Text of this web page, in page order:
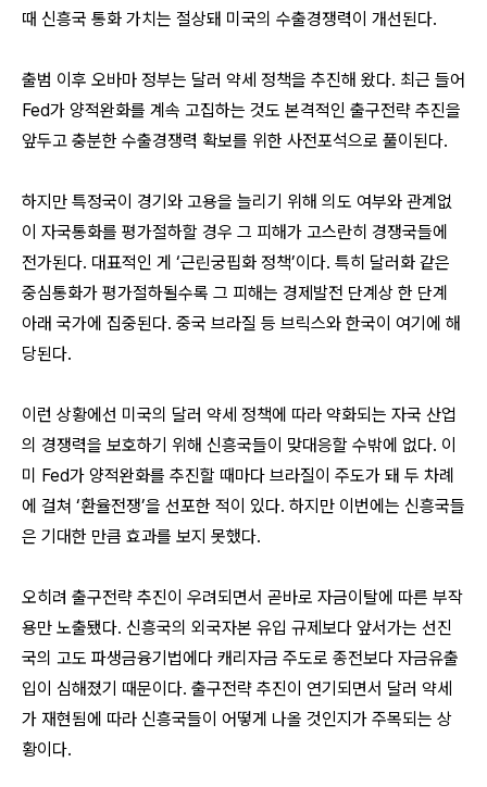
때 신흥국 통화 가치는 절상돼 미국의 수출경쟁력이 개선된다.
출범 이후 오바마 정부는 달러 약세 정책을 추진해 왔다. 최근 들어
Fed가 양적완화를 계속 고집하는 것도 본격적인 출구전략 추진을
앞두고 충분한 수출경쟁력 확보를 위한 사전포석으로 풀이된다.
하지만 특정국이 경기와 고용을 늘리기 위해 의도 여부와 관계없
이 자국통화를 평가절하할 경우 그 피해가 고스란히 경쟁국들에
전가된다. 대표적인 게 ‘근린궁핍화 정책’이다. 특히 달러화 같은
중심통화가 평가절하될수록 그 피해는 경제발전 단계상 한 단계
아래 국가에 집중된다. 중국 브라질 등 브릭스와 한국이 여기에 해
당된다.
이런 상황에선 미국의 달러 약세 정책에 따라 약화되는 자국 산업
의 경쟁력을 보호하기 위해 신흥국들이 맞대응할 수밖에 없다. 이
미 Fed가 양적완화를 추진할 때마다 브라질이 주도가 돼 두 차례
에 걸쳐 ‘환율전쟁’을 선포한 적이 있다. 하지만 이번에는 신흥국들
은 기대한 만큼 효과를 보지 못했다.
오히려 출구전략 추진이 우려되면서 곧바로 자금이탈에 따른 부작
용만 노출됐다. 신흥국의 외국자본 유입 규제보다 앞서가는 선진
국의 고도 파생금융기법에다 캐리자금 주도로 종전보다 자금유출
입이 심해졌기 때문이다. 출구전략 추진이 연기되면서 달러 약세
가 재현됨에 따라 신흥국들이 어떻게 나올 것인지가 주목되는 상
황이다.